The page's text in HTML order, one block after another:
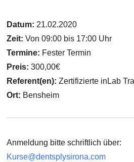
Datum: 21.02.2020
Zeit: Von 09:00 bis 17:00 Uhr
Termine: Fester Termin
Preis: 300,00€
Referent(en):Zertifizierte inLab
Ort: Bensheim
Anmeldung bitteschriftlich über:
Kurse@dentsplysirona.com